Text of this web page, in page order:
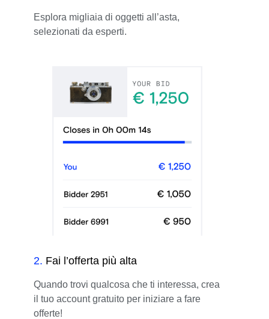
Esplora migliaia di oggetti all’asta,
selezionati da esperti.
2. Fai l’offerta più alta
Quando trovi qualcosa che ti interessa, crea
il tuo account gratuito per iniziare a fare
offerte!